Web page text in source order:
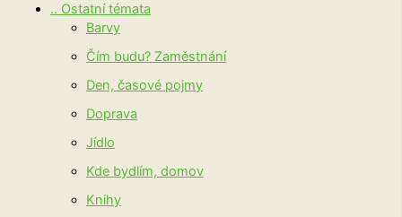
.. Ostatní témata
Barvy
Čím budu? Zaměstnání
Den, časové pojmy
Doprava
Jídlo
Kde bydlím, domov
Knihy